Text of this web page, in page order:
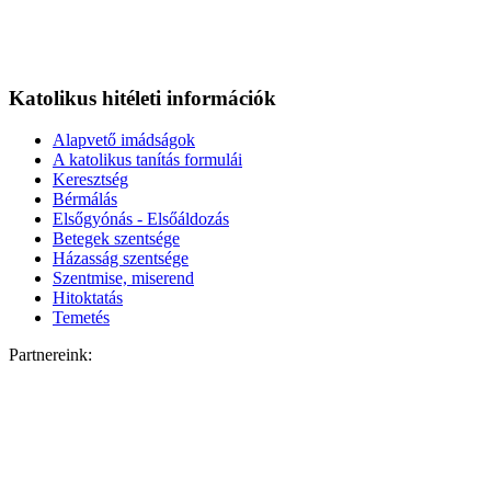
Katolikus hitéleti információk
Alapvető imádságok
A katolikus tanítás formulái
Keresztség
Bérmálás
Elsőgyónás - Elsőáldozás
Betegek szentsége
Házasság szentsége
Szentmise, miserend
Hitoktatás
Temetés
Partnereink: